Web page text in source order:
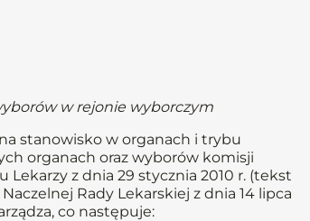
w rejonie wyborczym
stanowisko w organach i trybu
organach oraz wyborów komisji
Lekarzy z dnia 29 stycznia 2010 r. (tekst
Rady Lekarskiej z dnia 14 lipca
co następuje: